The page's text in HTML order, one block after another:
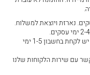
במארזים המכילים מוצרים הדורשים טריות, יש לקחת בחשבון 1-5 ימי
עם שירות הלקוחות שלנו